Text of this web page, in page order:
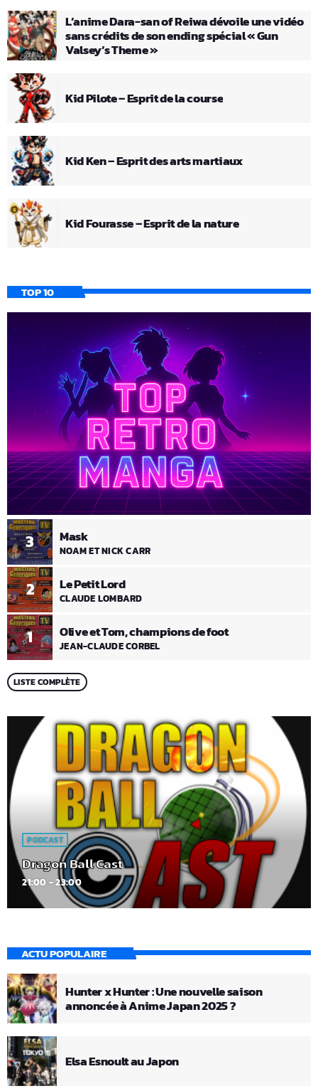
L’anime Dara-san of Reiwa dévoile une vidéo
sans crédits de son ending spécial « Gun
Valsey’s Theme »
Kid Pilote – Esprit de la course
Kid Ken – Esprit des arts martiaux
Kid Fourasse – Esprit de la nature
TOP 10
1 Olive et Tom, champions de foot
JEAN-CLAUDE CORBEL
2 Le Petit Lord
CLAUDE LOMBARD
3 Mask
NOAM ET NICK CARR
LISTE COMPLÈTE
PODCAST
Dragon Ball Cast
21:00 - 23:00
ACTU POPULAIRE
Hunter x Hunter : Une nouvelle saison
annoncée à Anime Japan 2025 ?
Elsa Esnoult au Japon